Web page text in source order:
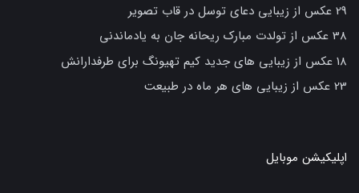
29 عکس از زیبایی دعای توسل در قاب تصویر
38 عکس از تولدت مبارک ریحانه جان به یادماندنی
18 عکس از زیبایی های جدید کیم تهیونگ برای طرفدارانش
23 عکس از زیبایی های هر ماه در طبیعت
اپلیکیشن موبایل